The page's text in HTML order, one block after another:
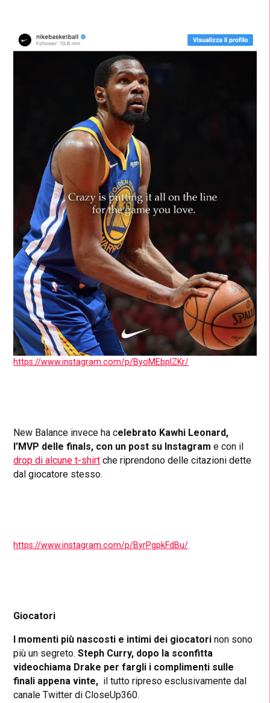
https://www.instagram.com/p/ByoMEbplZKr/
New Balance invece ha celebrato Kawhi Leonard,
l’MVP delle finals, con un post su Instagram e con il
drop di alcune t-shirt che riprendono delle citazioni dette
dal giocatore stesso.
https://www.instagram.com/p/ByrPgpkFdBu/
Giocatori
I momenti più nascosti e intimi dei giocatori non sono
più un segreto.Steph Curry, dopo la sconfitta
videochiama Drake per fargli i complimenti sulle
finali appena vinte, il tutto ripreso esclusivamente dal
canale Twitter di CloseUp360.